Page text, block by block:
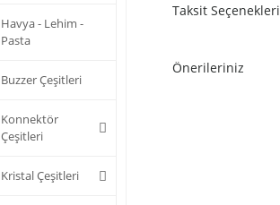
Havya - Lehim -
Pasta
Buzzer Çeşitleri
Konnektör
Çeşitleri
Kristal Çeşitleri
Taksit Seçenekleri
Önerileriniz